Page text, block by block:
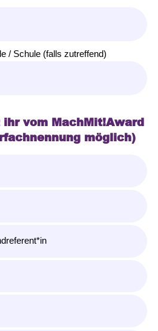
/ Schule (falls zutreffend)
vom MachMit!Award
möglich)